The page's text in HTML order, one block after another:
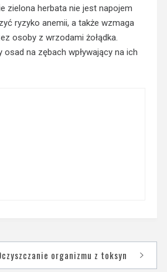
zielona herbata nie jest napojem
ryzyko anemii, a także wzmaga
osoby z wrzodami żołądka.
na zębach wpływający na ich
organizmu z toksyn